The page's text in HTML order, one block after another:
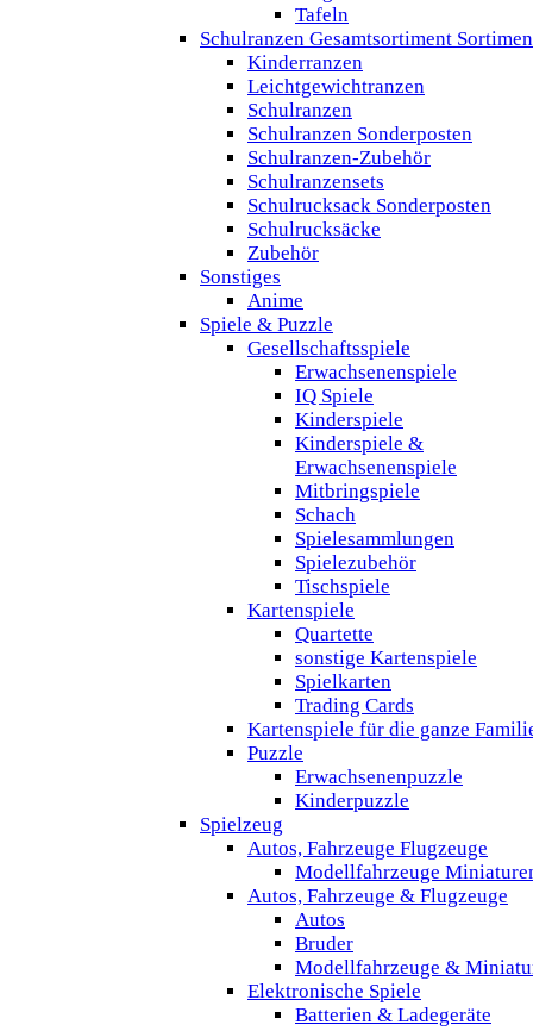
Tafeln
Schulranzen Gesamtsortiment
Kinderranzen
Leichtgewichtranzen
Schulranzen
Schulranzen Sonderposten
Schulranzen-Zubehör
Schulranzensets
Schulrucksack Sonderposten
Schulrucksäcke
Zubehör
Sonstiges
Anime
Spiele & Puzzle
Gesellschaftsspiele
Erwachsenenspiele
IQ Spiele
Kinderspiele
Kinderspiele &
Erwachsenenspiele
Mitbringspiele
Schach
Spielesammlungen
Spielezubehör
Tischspiele
Kartenspiele
Quartette
sonstige Kartenspiele
Spielkarten
Trading Cards
Kartenspiele für die ganze
Puzzle
Erwachsenenpuzzle
Kinderpuzzle
Spielzeug
Autos, Fahrzeuge Flugzeuge
Modellfahrzeuge
Autos, Fahrzeuge & Flugzeuge
Autos
Bruder
Modellfahrzeuge &
Elektronische Spiele
Batterien & Ladegeräte